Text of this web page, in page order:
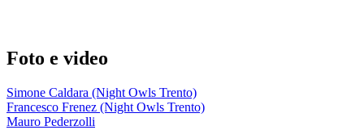
Foto e video
Simone Caldara (Night Owls Trento)
Francesco Frenez (Night Owls Trento)
Mauro Pederzolli